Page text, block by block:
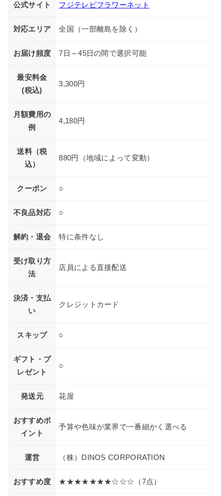
公式サイト フジテレビフラワーネット
対応エリア 全国（一部離島を除く）
お届け頻度 7日～45日の間で選択可能
最安料金
(税込)
3,300円
月額費用の
例
4,180円
送料（税
込）
880円（地域によって変動）
クーポン ○
不良品対応 ○
解約・退会 特に条件なし
受け取り方
法
店員による直接配送
決済・支払
い
クレジットカード
スキップ ○
ギフト・プ
レゼント
○
発送元 花屋
おすすめポ
イント
予算や色味が業界で一番細かく選べる
運営 （株）DINOS CORPORATION
おすすめ度 ★★★★★★★☆☆☆（7点）